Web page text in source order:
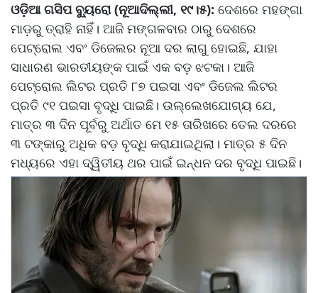
ଓଡ଼ିଆ ଗସିପ ବ୍ୟୁରୋ (ନୂଆଦିଲ୍ଲୀ, ୧୯।୫): ଦେଶରେ ମହଙ୍ଗା
ମାଡ଼ରୁ ତ୍ରାହି ନାହିଁ। ଆଜି ମଙ୍ଗଳବାର ଠାରୁ ଦେଶରେ
ପେଟ୍ରୋଲ ଏବଂ ଡିଜେଲର ନୂଆ ଦର ଲାଗୁ ହୋଇଛି, ଯାହା
ସାଧାରଣ ଭାରତୀୟଙ୍କ ପାଇଁ ଏକ ବଡ଼ ଝଟକା। ଆଜି
ପେଟ୍ରୋଲ ଲିଟର ପ୍ରତି ୮୭ ପଇସା ଏବଂ ଡିଜେଲ ଲିଟର
ପ୍ରତି ୯୧ ପଇସା ବୃଦ୍ଧି ପାଇଛି। ଉଲ୍ଲେଖଯୋଗ୍ୟ ଯେ,
ମାତ୍ର ୩ ଦିନ ପୂର୍ବରୁ ଅର୍ଥାତ ମେ ୧୫ ତାରିଖରେ ତେଲ ଦରରେ
୩ ଟଙ୍କାରୁ ଅଧିକ ବଡ଼ ବୃଦ୍ଧି କରାଯାଇଥିଲା। ମାତ୍ର ୫ ଦିନ
ମଧ୍ୟରେ ଏହା ଦ୍ୱିତୀୟ ଥର ପାଇଁ ଇନ୍ଧନ ଦର ବୃଦ୍ଧି ପାଇଛି।